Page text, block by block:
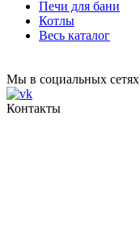
Печи для бани
Котлы
Весь каталог
Мы в социальных сетях
Контакты